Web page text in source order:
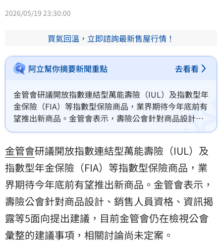
2026/05/19 23:30:00
買氣回溫，立即諮詢最新售屋行情！
阿立幫你摘要新聞重點 去看看
金管會研議開放指數連結型萬能壽險（IUL）及指數型年
金保險（FIA）等指數型保險商品，業界期待今年底前有
望推出新商品。金管會表示，壽險公會針對商品設計、
銷售人員資格、資訊揭露等5面向提出建議，目前金管會
金管會研議開放指數連結型萬能壽險（IUL）及
指數型年金保險（FIA）等指數型保險商品，業
界期待今年底前有望推出新商品。金管會表示，
壽險公會針對商品設計、銷售人員資格、資訊揭
露等5面向提出建議，目前金管會仍在檢視公會
彙整的建議事項，相關討論尚未定案。